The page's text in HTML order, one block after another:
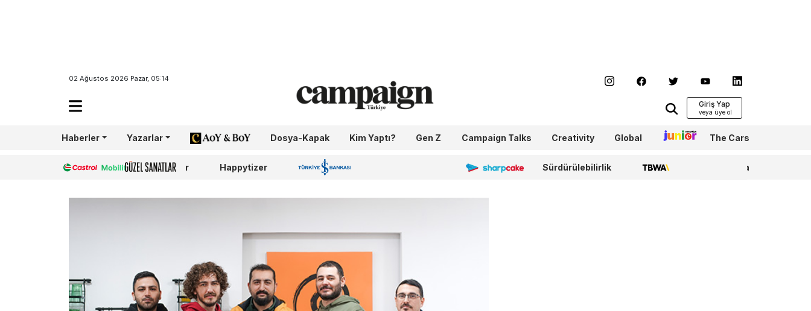
02 Ağustos 2026 Pazar, 05:14
Giriş Yap
Haberler Yazarlar AoY/BoY Dosya-Kapak Kim Yaptı? Gen Z Campaign Talks Creativity Global Junior The Cars
Castrol Güzel Sanatlar Happytizer İş Bankası 100.Yıl Sharpcake Sürdürülebilirlik TBWA WPP Media